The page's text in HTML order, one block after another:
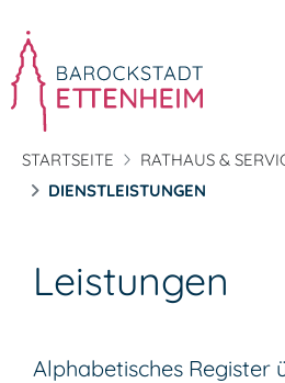
STARTSEITE RATHAUS &
DIENSTLEISTUNGEN
Leistungen
Alphabetisches Register